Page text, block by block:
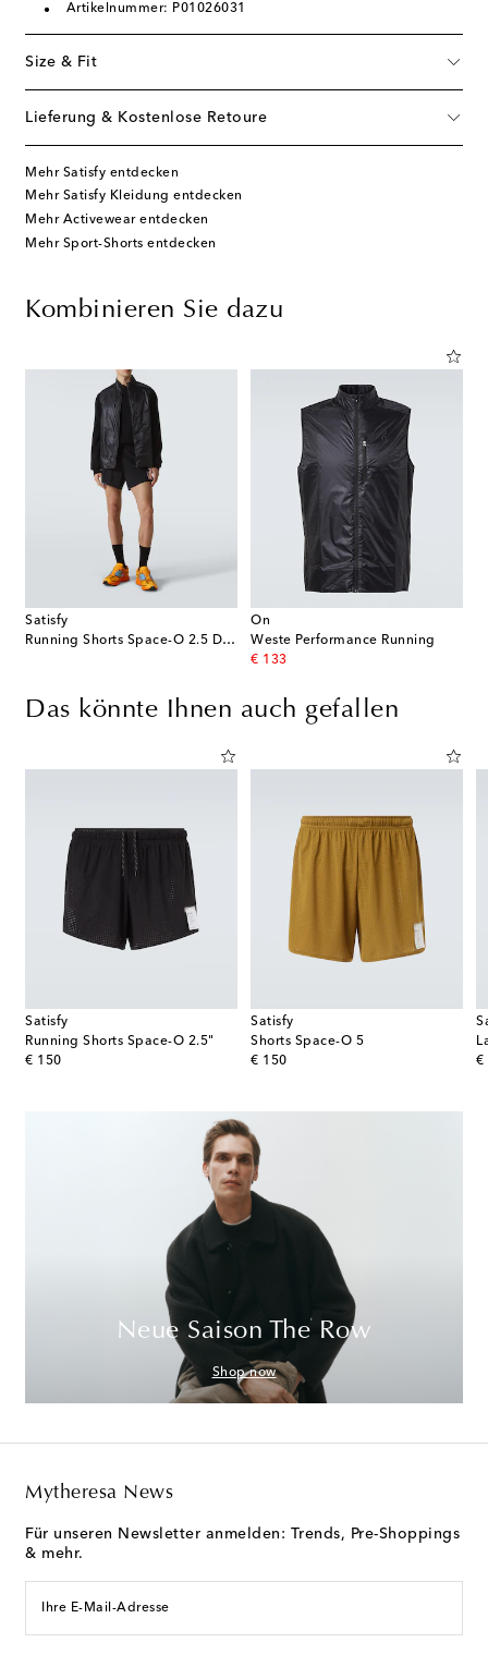
Artikelnummer: P01026031
Size & Fit
Lieferung & Kostenlose Retoure
Mehr Satisfy entdecken
Mehr Satisfy Kleidung entdecken
Mehr Activewear entdecken
Mehr Sport-Shorts entdecken
Kombinieren Sie dazu
Satisfy
Running Shorts Space-O 2.5 Distance
On
Weste Performance Running
€ 133
original price
Das könnte Ihnen auch gefallen
Satisfy
Running Shorts Space-O 2.5"
€ 150
original price
Satisfy
Shorts Space-O 5
€ 150
original price
€
Neue Saison The Row
Shop now
Mytheresa News
Für unseren Newsletter anmelden: Trends, Pre-Shoppings
& mehr.
Ihre E-Mail-Adresse